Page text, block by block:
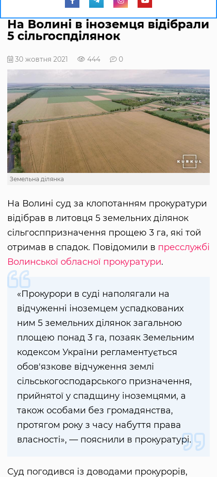
На Волині в іноземця відібрали
5 сільгоспділянок
30 жовтня 2021 444 0
Земельна ділянка
На Волині суд за клопотанням прокуратури
відібрав в литовця 5 земельних ділянок
сільгосппризначення прощею 3 га, які той
отримав в спадок. Повідомили в пресслужбі
Волинської обласної прокуратури.
«Прокурори в суді наполягали на
відчуженні іноземцем успадкованих
ним 5 земельних ділянок загальною
площею понад 3 га, позаяк Земельним
кодексом України регламентується
обов'язкове відчуження землі
сільськогосподарського призначення,
прийнятої у спадщину іноземцями, а
також особами без громадянства,
протягом року з часу набуття права
власності», — пояснили в прокуратурі.
Суд погодився із доводами прокурорів,